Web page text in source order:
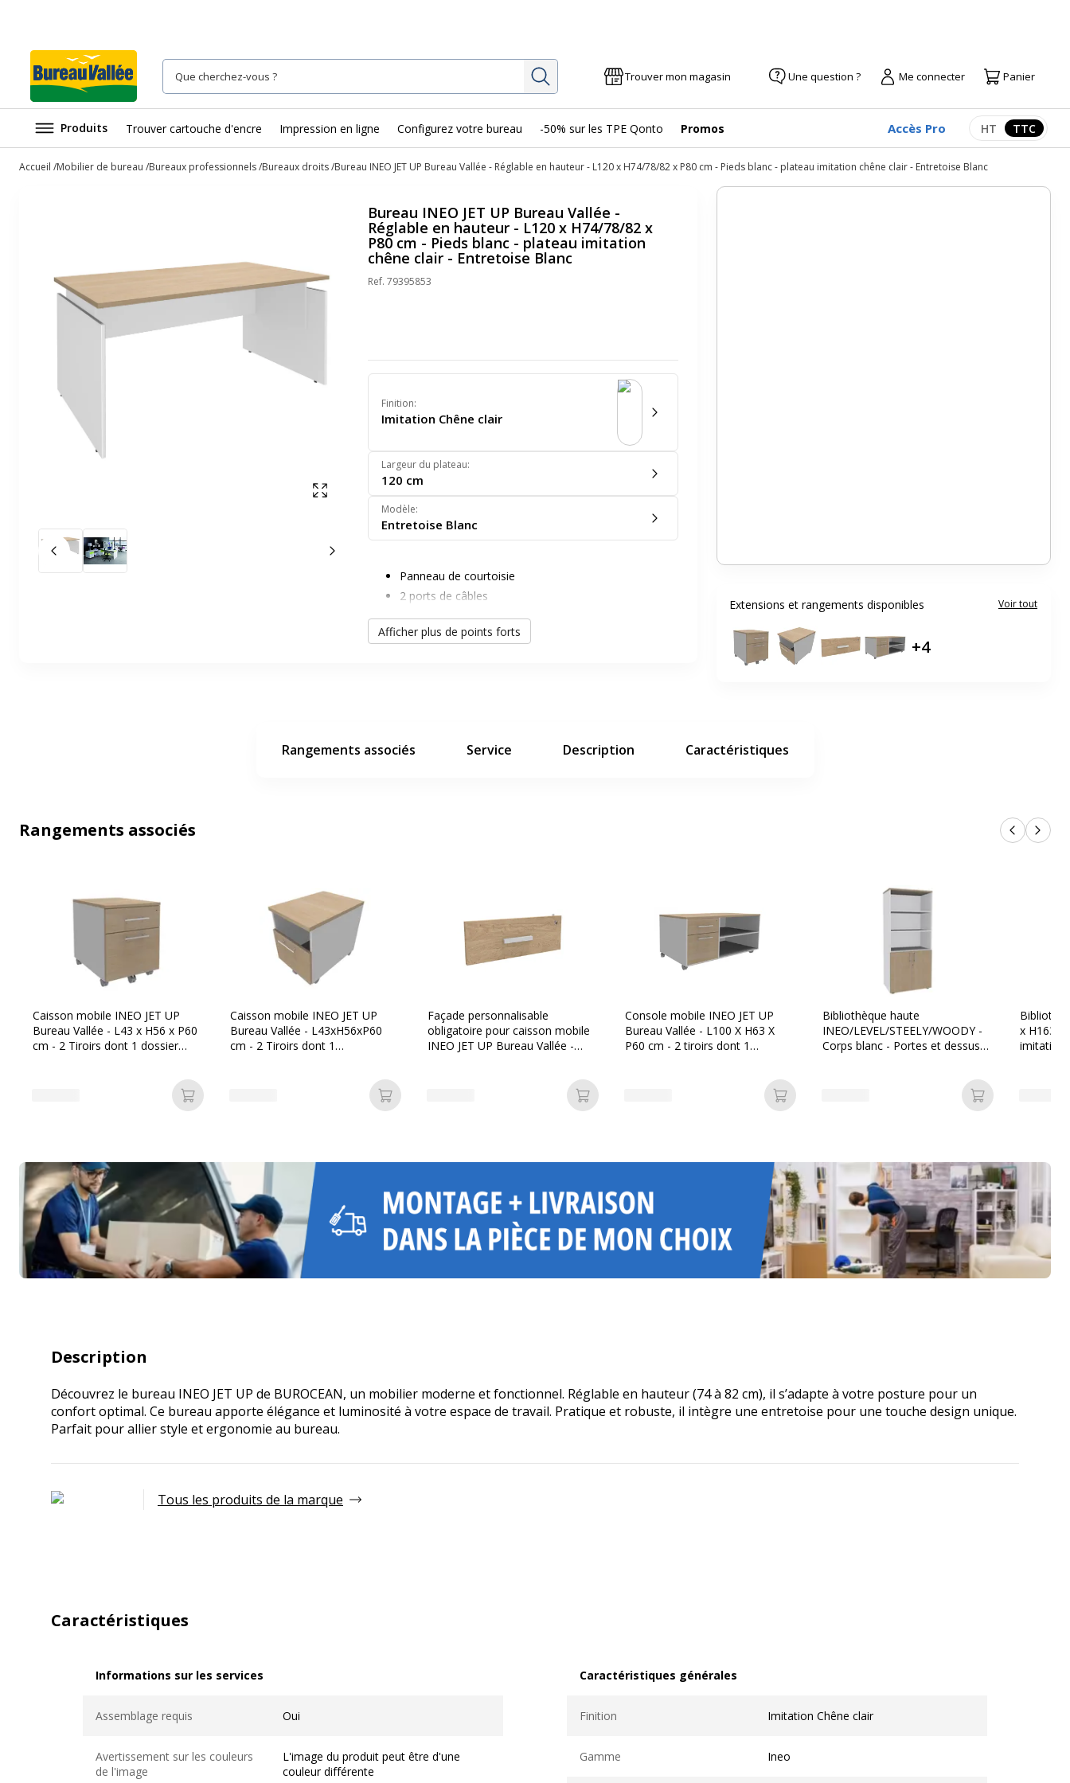
Rechercher Trouver mon magasin Une question ? Me connecter Panier
Produits Trouver cartouche d'encre Impression en ligne Configurez votre bureau -50% sur les TPE Qonto Promos Accès Pro Afficher les
HT TTC
Accueil Mobilier de bureau Bureaux professionnels Bureaux droits Bureau INEO JET UP Bureau Vallée - Réglable en hauteur - L120 x H74/78/82 x P80 cm - Pieds blanc - plateau imitation chêne clair - Entretoise Blanc
Afficher en plein écran
Slide précédent Slide suivant
Bureau INEO JET UP Bureau Vallée -
Réglable en hauteur - L120 x H74/78/82 x
P80 cm - Pieds blanc - plateau imitation
chêne clair - Entretoise Blanc
Ref. 79395853
Finition:
Imitation Chêne clair
Largeur du plateau:
120 cm
Modèle:
Entretoise Blanc
Panneau de courtoisie
2 ports de câbles
1 pied tubulaire réglable en hauteur
Visuel d'ambiance non contractuel
Afficher plus de points forts
Extensions et rangements disponibles Voir tout
+4
Rangements associés Service Description Caractéristiques
Rangements associés Produits
Caisson mobile INEO JET UP
Bureau Vallée - L43 x H56 x P60
cm - 2 Tiroirs dont 1 dossier
Ajouter au panier
Caisson mobile INEO JET UP
Bureau Vallée - L43xH56xP60
cm - 2 Tiroirs dont 1
Ajouter au panier
Façade personnalisable
obligatoire pour caisson mobile
INEO JET UP Bureau Vallée -
Ajouter au panier
Console mobile INEO JET UP
Bureau Vallée - L100 X H63 X
P60 cm - 2 tiroirs dont 1
Ajouter au panier
Bibliothèque haute
INEO/LEVEL/STEELY/WOODY -
Corps blanc - Portes et dessus
Ajouter au
x H163 x
imitation
Description
Découvrez le bureau INEO JET UP de BUROCEAN, un mobilier moderne et fonctionnel. Réglable en hauteur (74 à 82 cm), il s’adapte à votre posture pour un
confort optimal. Ce bureau apporte élégance et luminosité à votre espace de travail. Pratique et robuste, il intègre une entretoise pour une touche design unique.
Parfait pour allier style et ergonomie au bureau.
Tous les produits de la marque
Caractéristiques
Informations sur les services
Assemblage requis Oui
Avertissement sur les couleurs
de l'image
L'image du produit peut être d'une
couleur différente
Caractéristiques générales
Finition Imitation Chêne clair
Gamme Ineo